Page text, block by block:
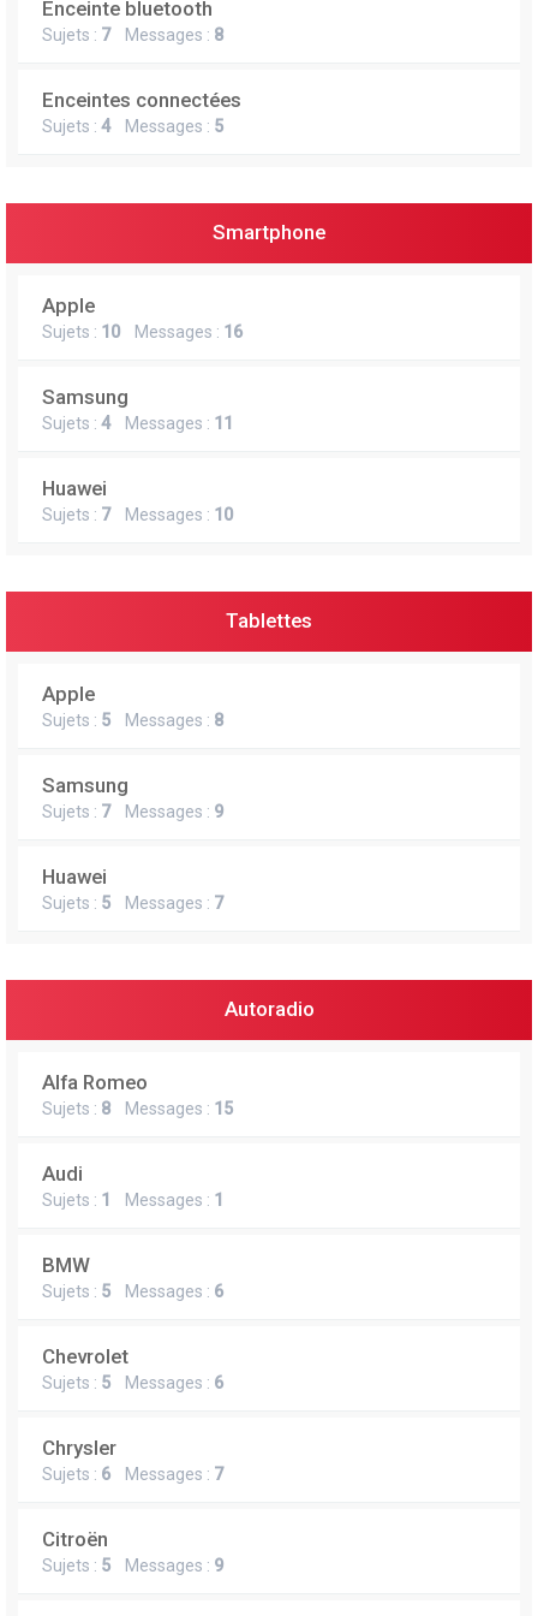
Enceinte bluetooth
Sujets : 7Messages : 8
Enceintes connectées
Sujets : 4Messages : 5
Smartphone
Apple
Sujets : 10 Messages : 16
Samsung
Sujets : 4Messages : 11
Huawei
Sujets : 7Messages : 10
Tablettes
Apple
Sujets : 5 Messages : 8
Samsung
Sujets : 7Messages : 9
Huawei
Sujets : 5 Messages : 7
Autoradio
Alfa Romeo
Sujets : 8 Messages : 15
Audi
Sujets : 1 Messages : 1
BMW
Sujets : 5 Messages : 6
Chevrolet
Sujets : 5 Messages : 6
Chrysler
Sujets : 6 Messages : 7
Citroën
Sujets : 5 Messages : 9